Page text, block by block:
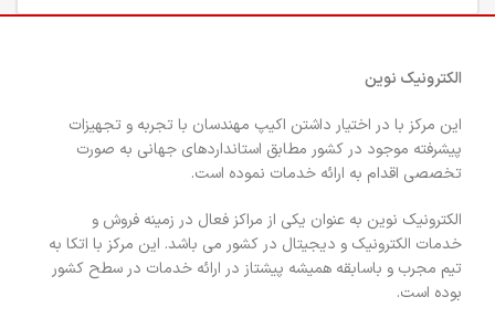
الکترونیک نوین
این مرکز با در اختیار داشتن اکیپ مهندسان با تجربه و تجهیزات
پیشرفته موجود در کشور مطابق استانداردهای جهانی به صورت
تخصصی اقدام به ارائه خدمات نموده است.
الکترونیک نوین به عنوان یکی از مراکز فعال در زمینه فروش و
خدمات الکترونیک و دیجیتال در کشور می باشد. این مرکز با اتکا به
تیم مجرب و باسابقه همیشه پیشتاز در ارائه خدمات در سطح کشور
بوده است.